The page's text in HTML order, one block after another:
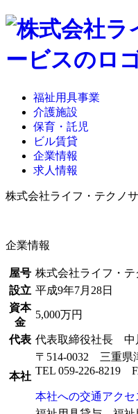
福祉用具事業
介護施設
保育・託児
ビル賃貸
企業情報
求人情報
株式会社ライフ・テクノ
企業情報
屋号 株式会社ライフ・テ
設立 平成9年7月28日
資本
金
5,000万円
代表 代表取締役社長
本社
〒514-0032 三重県
TEL 059-226-8219
本社への交通アクセ